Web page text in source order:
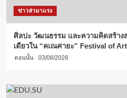
ข่าวล่ามาแรง
ศิลปะ วัฒนธรรม และความคิดสร้าง
เดียวใน “คเณศายะ” Festival of
ตอนนั้น 03/08/2026